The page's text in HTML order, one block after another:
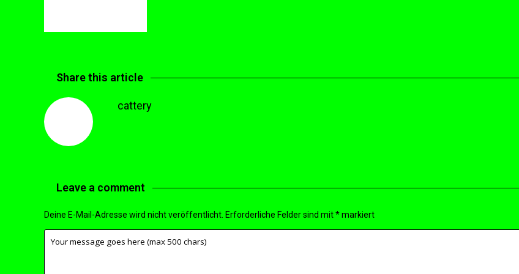
Share this article
cattery
Leave a comment
Deine E-Mail-Adresse wird nicht veröffentlicht. Erforderliche Felder sind mit*markiert